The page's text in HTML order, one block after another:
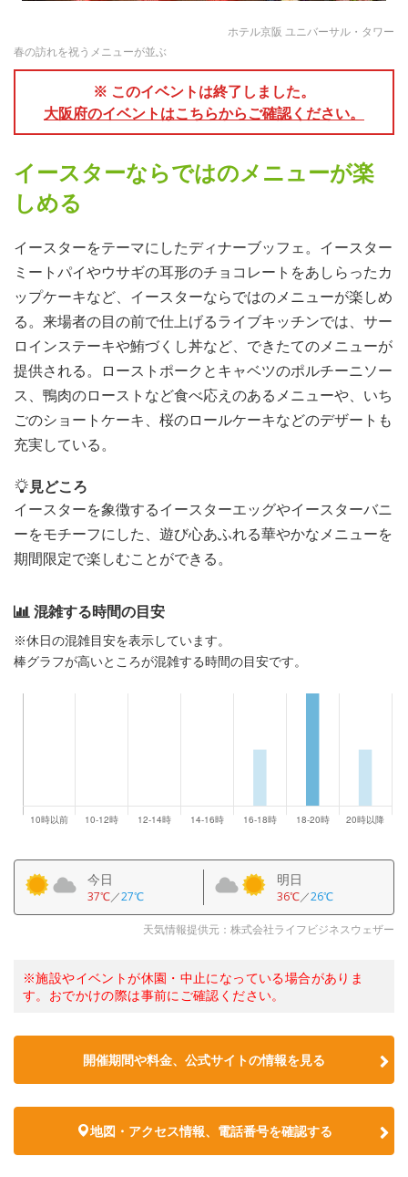
ホテル京阪 ユニバーサル・タワー
春の訪れを祝うメニューが並ぶ
※ このイベントは終了しました。
大阪府のイベントはこちらからご確認ください。
イースターならではのメニューが楽
しめる
イースターをテーマにしたディナーブッフェ。イースター
ミートパイやウサギの耳形のチョコレートをあしらったカ
ップケーキなど、イースターならではのメニューが楽しめ
る。来場者の目の前で仕上げるライブキッチンでは、サー
ロインステーキや鮪づくし丼など、できたてのメニューが
提供される。ローストポークとキャベツのポルチーニソー
ス、鴨肉のローストなど食べ応えのあるメニューや、いち
ごのショートケーキ、桜のロールケーキなどのデザートも
充実している。
見どころ
イースターを象徴するイースターエッグやイースターバニ
ーをモチーフにした、遊び心あふれる華やかなメニューを
期間限定で楽しむことができる。
混雑する時間の目安
※休日の混雑目安を表示しています。
棒グラフが高いところが混雑する時間の目安です。
今日
37℃／27℃
明日
36℃／26℃
天気情報提供元：株式会社ライフビジネスウェザー
※施設やイベントが休園・中止になっている場合がありま
す。おでかけの際は事前にご確認ください。
開催期間や料金、公式サイトの情報を見る
地図・アクセス情報、電話番号を確認する